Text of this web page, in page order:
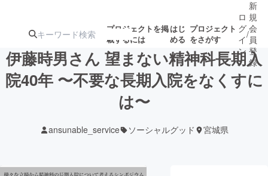
プロジェクトを掲
載するには
はじ
める
プロジェクト
をさがす
注目の新着プロ募集終了が近いプ
ロ
グ
イ
ン
/
新
規
会
員
登
録
伊藤時男さん 望まない精神科長期入
院40年 〜不要な長期入院をなくすに
は〜
ansunable_service ソーシャルグッド 宮城県